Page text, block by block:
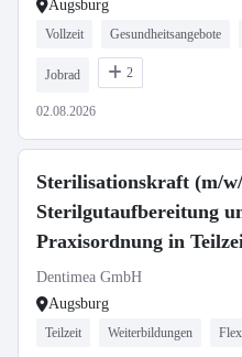
Augsburg
Vollzeit Gesundheitsangebote
Jobrad 2
02.08.2026
Sterilisationskraft (m/
Sterilgutaufbereitung
Praxisordnung in
Dentimea GmbH
Augsburg
Teilzeit Weiterbildungen